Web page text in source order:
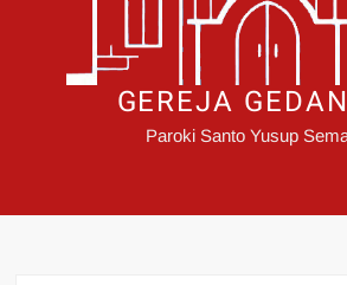
GEREJA
Paroki Santo Yusup